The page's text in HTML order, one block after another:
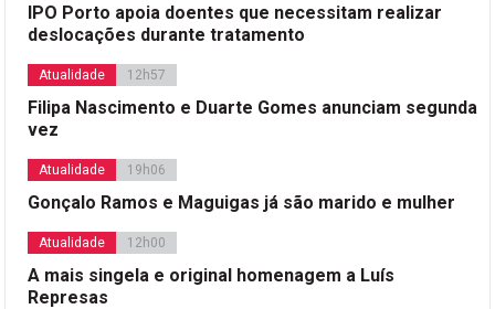
IPO Porto apoia doentes que necessitam realizar
deslocações durante tratamento
Atualidade 12h57
Filipa Nascimento e Duarte Gomes anunciam segunda
vez
Atualidade 19h06
Gonçalo Ramos e Maguigas já são marido e mulher
Atualidade 12h00
A mais singela e original homenagem a Luís
Represas